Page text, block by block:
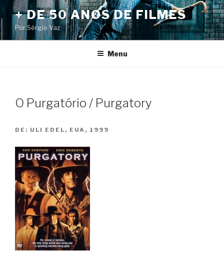
Pular
para
o
conteúdo
+ DE 50 ANOS DE FILMES
Por Sérgio Vaz
Menu
O Purgatório / Purgatory
DE: ULI EDEL, EUA, 1999